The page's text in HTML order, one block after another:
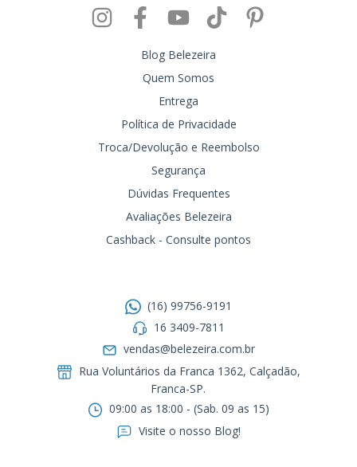
Blog Belezeira
Quem Somos
Entrega
Política de Privacidade
Troca/Devolução e Reembolso
Segurança
Dúvidas Frequentes
Avaliações Belezeira
Cashback - Consulte pontos
(16) 99756-9191
16 3409-7811
vendas@belezeira.com.br
Rua Voluntários da Franca 1362, Calçadão,
Franca-SP.ㅤㅤㅤㅤㅤㅤㅤㅤㅤㅤㅤ
09:00 as 18:00 - (Sab. 09 as 15)
Visite o nosso Blog!